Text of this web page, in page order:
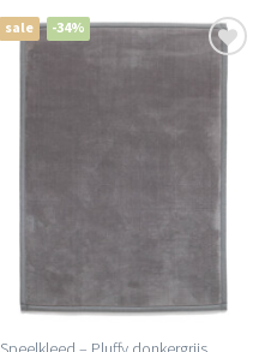
sale -34%